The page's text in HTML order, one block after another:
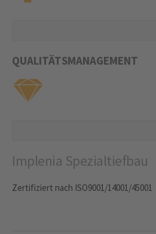
QUALITÄTSMANAGEMENT
Implenia Spezialtiefbau
Zertifiziert nach ISO9001/14001/45001